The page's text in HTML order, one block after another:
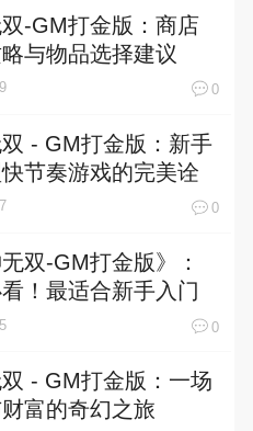
-GM打金版：商店
与物品选择建议
0
- GM打金版：新手
节奏游戏的完美诠
0
无双-GM打金版》：
！最适合新手入门
荐
0
- GM打金版：一场
富的奇幻之旅